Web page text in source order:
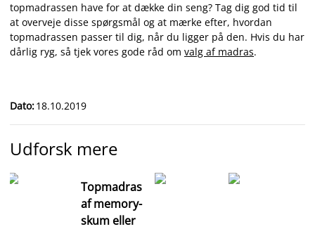
topmadrassen have for at dække din seng? Tag dig god tid til
at overveje disse spørgsmål og at mærke efter, hvordan
topmadrassen passer til dig, når du ligger på den. Hvis du har
dårlig ryg, så tjek vores gode råd om valg af madras.
Dato:18.10.2019
Udforsk mere
Topmadras
af memory-
skum eller